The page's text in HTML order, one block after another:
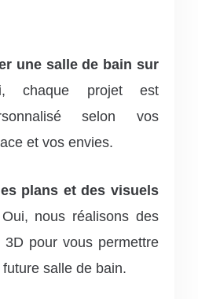
une salle de bain sur
chaque projet est
selon vos
et vos envies.
plans et des visuels
Oui, nous réalisons des
pour vous permettre
salle de bain.